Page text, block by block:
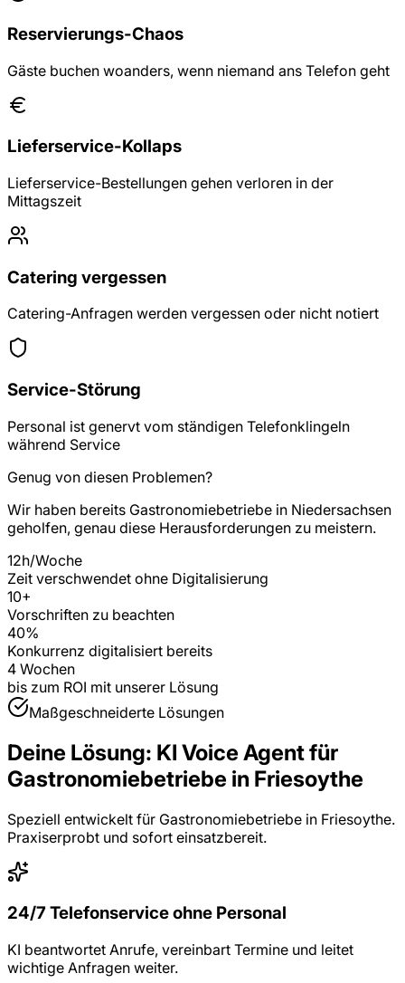
Reservierungs-Chaos
Gäste buchen woanders, wenn niemand ans Telefon geht
Lieferservice-Kollaps
Lieferservice-Bestellungen gehen verloren in der
Mittagszeit
Catering vergessen
Catering-Anfragen werden vergessen oder nicht notiert
Service-Störung
Personal ist genervt vom ständigen Telefonklingeln
während Service
Genug von diesen Problemen?
Wir haben bereits Gastronomiebetriebe in Niedersachsen
geholfen, genau diese Herausforderungen zu meistern.
12h/Woche
Zeit verschwendet ohne Digitalisierung
10+
Vorschriften zu beachten
40%
Konkurrenz digitalisiert bereits
4 Wochen
bis zum ROI mit unserer Lösung
Maßgeschneiderte Lösungen
Deine Lösung: KI Voice Agentfür
Gastronomiebetriebe in Friesoythe
Speziell entwickelt für Gastronomiebetriebe in Friesoythe.
Praxiserprobt und sofort einsatzbereit.
24/7 Telefonservice ohne Personal
KI beantwortet Anrufe, vereinbart Termine und leitet
wichtige Anfragen weiter.